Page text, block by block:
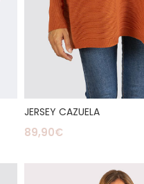
JERSEY CAZUELA
89,90€